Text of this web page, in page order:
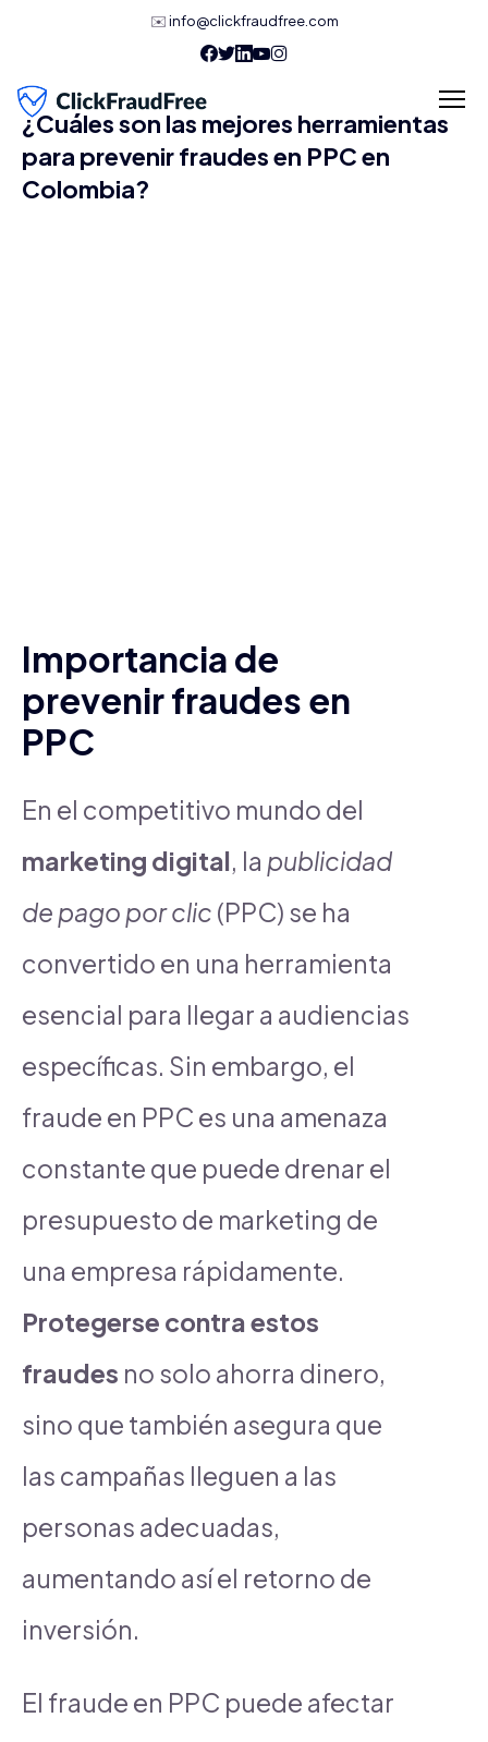
✉️info@clickfraudfree.com
¿Cuáles son las mejores herramientas
para prevenir fraudes en PPC en
Colombia?
Importancia de
prevenir fraudes en
PPC
En el competitivo mundo del
marketing digital, la publicidad
de pago por clic (PPC) se ha
convertido en una herramienta
esencial para llegar a audiencias
específicas. Sin embargo, el
fraude en PPC es una amenaza
constante que puede drenar el
presupuesto de marketing de
una empresa rápidamente.
Protegerse contra estos
fraudes no solo ahorra dinero,
sino que también asegura que
las campañas lleguen a las
personas adecuadas,
aumentando así el retorno de
inversión.
El fraude en PPC puede afectar